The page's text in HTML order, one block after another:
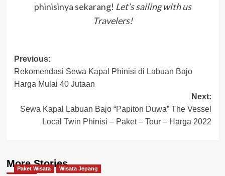
phinisinya sekarang! Let’s sailing with us
Travelers!
Post
navigation
Previous:
Rekomendasi Sewa Kapal Phinisi di Labuan Bajo
Harga Mulai 40 Jutaan
Next:
Sewa Kapal Labuan Bajo “Papiton Duwa” The Vessel
Local Twin Phinisi – Paket – Tour – Harga 2022
More Stories
Paket Wisata Wisata Jepang